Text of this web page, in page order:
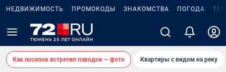
НЕДВИЖИМОСТЬ ПРОМОКОДЫ ЗНАКОМСТВА ПОГОДА
Как поселок встретил паводок — фото Квартиры с видом на реку